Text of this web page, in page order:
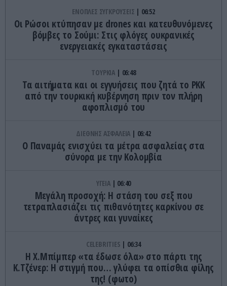
ΕΝΟΠΛΕΣ ΣΥΓΚΡΟΥΣΕΙΣ 06:52
Οι Ρώσοι κτύπησαν με drones και κατευθυνόμενες
βόμβες το Σούμι: Στις φλόγες ουκρανικές
ενεργειακές εγκαταστάσεις
ΤΟΥΡΚΙΑ 06:48
Τα αιτήματα και οι εγγυήσεις που ζητά το PKK
από την τουρκική κυβέρνηση πριν τον πλήρη
αφοπλισμό του
ΔΙΕΘΝΗΣ ΑΣΦΑΛΕΙΑ 06:42
Ο Παναμάς ενισχύει τα μέτρα ασφαλείας στα
σύνορα με την Κολομβία
ΥΓΕΙΑ 06:40
Μεγάλη προσοχή: Η στάση του σεξ που
τετραπλασιάζει τις πιθανότητες καρκίνου σε
άντρες και γυναίκες
CELEBRITIES 06:34
Η Χ.Μπίμπερ «τα έδωσε όλα» στο πάρτι της
Κ.Τζένερ: Η στιγμή που… γλύφει τα οπίσθια φίλης
της! (φωτο)